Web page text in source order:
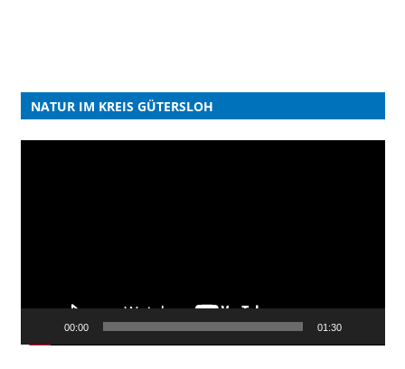
NATUR IM KREIS GÜTERSLOH
00:00 01:30